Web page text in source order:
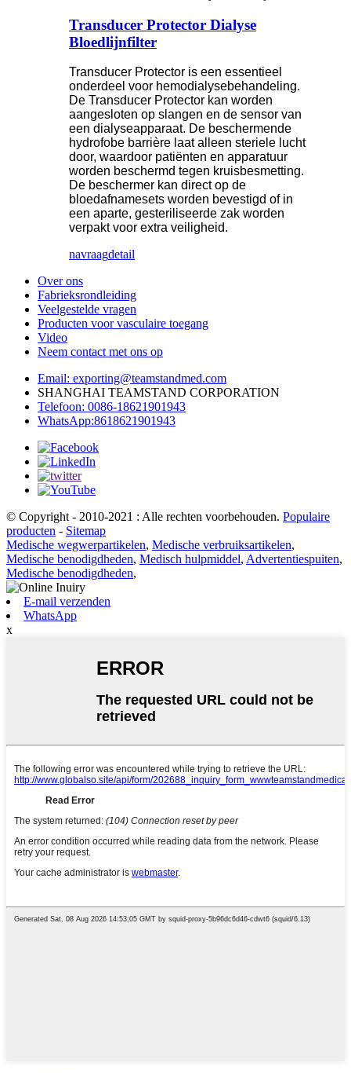
Transducer Protector Dialyse
Bloedlijnfilter
Transducer Protector is een essentieel
onderdeel voor hemodialysebehandeling.
De Transducer Protector kan worden
aangesloten op slangen en de sensor van
een dialyseapparaat. De beschermende
hydrofobe barrière laat alleen steriele lucht
door, waardoor patiënten en apparatuur
worden beschermd tegen kruisbesmetting.
De beschermer kan direct op de
bloedafnamesets worden bevestigd of in
een aparte, gesteriliseerde zak worden
verpakt voor extra veiligheid.
navraagdetail
Over ons
Fabrieksrondleiding
Veelgestelde vragen
Producten voor vasculaire toegang
Video
Neem contact met ons op
Email: exporting@teamstandmed.com
SHANGHAI TEAMSTAND CORPORATION
Telefoon: 0086-18621901943
WhatsApp:8618621901943
© Copyright - 2010-2021 : Alle rechten voorbehouden. Populaire
producten - Sitemap
Medische wegwerpartikelen, Medische verbruiksartikelen,
Medische benodigdheden, Medisch hulpmiddel, Advertentiespuiten,
Medische benodigdheden,
E-mail verzenden
WhatsApp
x